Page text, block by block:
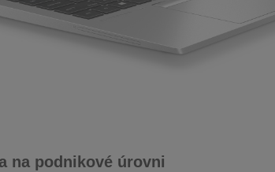
na podnikové úrovni